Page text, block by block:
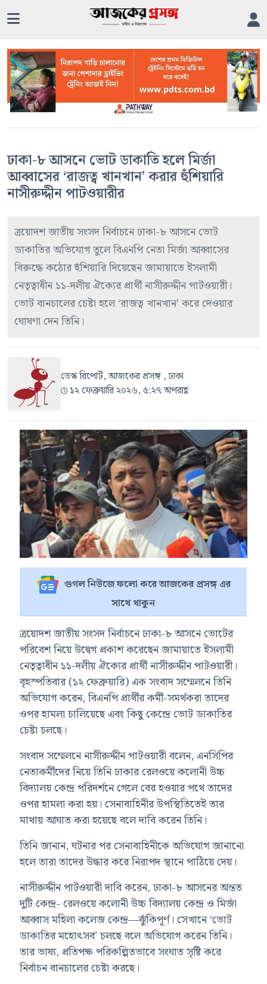
ঢাকা-৮ আসনে ভোট ডাকাতি হলে মির্জা
আব্বাসের ‘রাজত্ব খানখান’ করার হুঁশিয়ারি
নাসীরুদ্দীন পাটওয়ারীর
ত্রয়োদশ জাতীয় সংসদ নির্বাচনে ঢাকা-৮ আসনে ভোট
ডাকাতির অভিযোগ তুলে বিএনপি নেতা মির্জা আব্বাসের
বিরুদ্ধে কঠোর হুঁশিয়ারি দিয়েছেন জামায়াতে ইসলামী
নেতৃত্বাধীন ১১-দলীয় ঐক্যের প্রার্থী নাসীরুদ্দীন পাটওয়ারী।
ভোট বানচালের চেষ্টা হলে ‘রাজত্ব খানখান’ করে দেওয়ার
ঘোষণা দেন তিনি।
ডেস্ক রিপোর্ট, আজকের প্রসঙ্গ , ঢাকা
১২ ফেব্রুয়ারি ২০২৬, ৫:২৭ অপরাহ্ণ
গুগল নিউজে ফলো করে আজকের প্রসঙ্গ এর
সাথে থাকুন
ত্রয়োদশ জাতীয় সংসদ নির্বাচনে ঢাকা-৮ আসনে ভোটের
পরিবেশ নিয়ে উদ্বেগ প্রকাশ করেছেন জামায়াতে ইসলামী
নেতৃত্বাধীন ১১-দলীয় ঐক্যের প্রার্থী নাসীরুদ্দীন পাটওয়ারী।
বৃহস্পতিবার (১২ ফেব্রুয়ারি) এক সংবাদ সম্মেলনে তিনি
অভিযোগ করেন, বিএনপি প্রার্থীর কর্মী-সমর্থকরা তাদের
ওপর হামলা চালিয়েছে এবং কিছু কেন্দ্রে ভোট ডাকাতির
চেষ্টা চলছে।
সংবাদ সম্মেলনে নাসীরুদ্দীন পাটওয়ারী বলেন, এনসিপির
নেতাকর্মীদের নিয়ে তিনি ঢাকার রেলওয়ে কলোনী উচ্চ
বিদ্যালয় কেন্দ্র পরিদর্শনে গেলে বের হওয়ার পথে তাদের
ওপর হামলা করা হয়। সেনাবাহিনীর উপস্থিতিতেই তার
মাথায় আঘাত করা হয়েছে বলে দাবি করেন তিনি।
তিনি জানান, ঘটনার পর সেনাবাহিনীকে অভিযোগ জানানো
হলে তারা তাদের উদ্ধার করে নিরাপদ স্থানে পাঠিয়ে দেয়।
নাসীরুদ্দীন পাটওয়ারী দাবি করেন, ঢাকা-৮ আসনের অন্তত
দুটি কেন্দ্র- রেলওয়ে কলোনী উচ্চ বিদ্যালয় কেন্দ্র ও মির্জা
আব্বাস মহিলা কলেজ কেন্দ্র—ঝুঁকিপূর্ণ। সেখানে ‘ভোট
ডাকাতির মহোৎসব’ চলছে বলে অভিযোগ করেন তিনি।
তার ভাষ্য, প্রতিপক্ষ পরিকল্পিতভাবে সংঘাত সৃষ্টি করে
নির্বাচন বানচালের চেষ্টা করছে।